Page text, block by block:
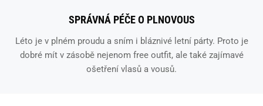
SPRÁVNÁ PÉČE O PLNOVOUS
Léto je v plném proudu a sním i bláznivé letní párty. Proto je
dobré mít v zásobě nejenom free outfit, ale také zajímavé
ošetření vlasů a vousů.